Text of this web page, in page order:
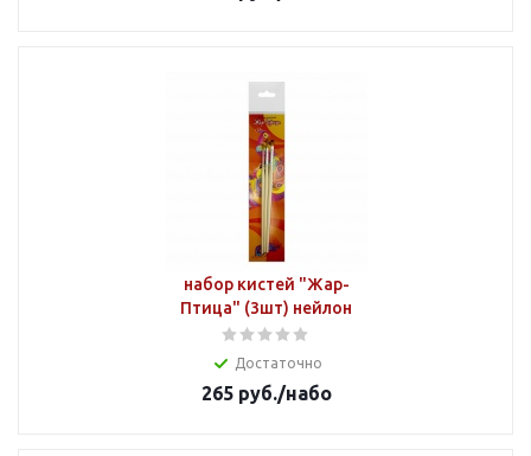
набор кистей "Жар-
Птица" (3шт) нейлон
Достаточно
265руб./набо